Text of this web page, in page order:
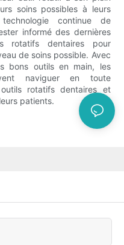
soins possibles à leurs
continue de
informé des dernières
rotatifs dentaires pour
de soins possible. Avec
bons outils en main, les
naviguer en toute
rotatifs dentaires et
patients.